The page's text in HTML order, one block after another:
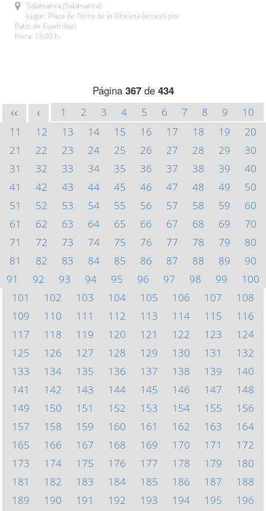
Salamanca (Salamanca)
Lugar: Plaza de Toros de la Glorieta (acceso por
Patio de Cuadrillas)
Hora: 13:00 h.
Página 367de 434
<< < 1 2 3 4 5 6 7 8 9
10
11
12 13 14 15 16 17 18 19
20
21
22 23 24 25 26 27 28 29
30
31
32 33 34 35 36 37 38 39
40
41
42 43 44 45 46 47 48 49
50
51
52 53 54 55 56 57 58 59
60
61
62 63 64 65 66 67 68 69
70
71
72 73 74 75 76 77 78 79
80
81
82 83 84 85 86 87 88 89
90
91
92 93 94 95 96 97 98 99
100
101
102 103 104 105 106 107
108
109
110 111 112 113 114 115
116
117
118 119 120 121 122 123
124
125
126 127 128 129 130 131
132
133
134 135 136 137 138 139
140
141
142 143 144 145 146 147
148
149
150 151 152 153 154 155
156
157
158 159 160 161 162 163
164
165
166 167 168 169 170 171
172
173
174 175 176 177 178 179
180
181
182 183 184 185 186 187
188
189
190 191 192 193 194 195
196